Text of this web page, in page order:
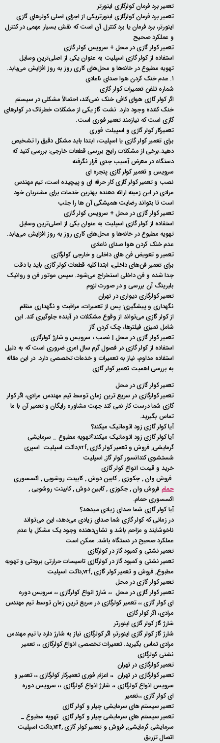
تعمیر برد فرمان کولرگازی اینورتر
تعمیر برد فرمان کولرگازی اینورتریکی از اجزای اصلی کولرهای گازی
اینورتر، برد فرمان یا برد کنترل آن است که نقش بسیار مهمی در کنترل
و عملکرد صحیح
تعمیر کولر گازی در محل + سرویس کولر گازی
استفاده از کولر گازی اسپلیت به عنوان یکی از اصلی‌ترین وسایل
تهویه مطبوع در خانه‌ها و محل‌های کاری روز به روز افزایش می‌یابد.
۱. عدم خنک کردن هوا صدای ناعادی
شماره تلفن تعمیرات کولر گازی
اگر کولر گازی هوای کافی خنک نمی‌کند، احتمالاً مشکلی در سیستم
خنک کننده وجود دارد. نشت گاز یکی از مشکلات خطرناک در کولرهای
گازی است که نیازمند تعمیر فوری است.
تعمیرکار کولر گازی و اسپیلت فوری
برای تعمیر کولر گازی یا اسپلیت، ابتدا باید مشکل دقیق را تشخیص
دهید.برخی از مشکلات رایج بررسی قطعات خارجی: بررسی کنید که
دستگاه در معرض آسیب جدی قرار نگرفته
سرویس و تعمیر کولر گازی پنجره ای
نصب و تعمیر کولر گازی کار حرفه ای و پیچیده است، تیم مهندس
مرادی در این زمینه ارائه دهنده بهترین خدمات برای مشتریان خود
است تا بتواند رضایت همیشگی آن ها را جلب
تعمیر کولر گازی در محل + سرویس کولر گازی
استفاده از کولر گازی اسپلیت به عنوان یکی از اصلی‌ترین وسایل
تهویه مطبوع در خانه‌ها و محل‌های کاری روز به روز افزایش می‌یابد.
عدم خنک کردن هوا صدای ناعادی
تعمیر و تعویض فن های داخلی و خارجی کولرگازی
برای تعمیر فن‌های داخلی، ابتدا کلیه قطعات کولر گازی باید با دقت
جدا شده و فن داخلی استخراج می‌شود. سپس موتور فن و روانیک
بلبرینگ آن بررسی و در صورت لزوم
تعمیر کولرگاری دیواری در تهران
نگهداری و پیشگیری: پس از تعمیرات، مراقبت و نگهداری منظم
از کولر گازی می‌تواند از وقوع مشکلات در آینده جلوگیری کند. این
شامل تمیزی فیلترها، چک کردن گاز
تعمیر کولر گازی در محل | نصب ، سرویس و شارژ کولرگازی
استفاده از کولر گازی در فصول گرم سال امری ضروری است که به دلیل
استفاده مداوم، نیاز به تعمیرات و خدمات تخصصی دارد. در این مقاله
به بررسی اهمیت تعمیر کولر گازی
تعمیر کولر گازی در محل
تعمیر کولرگازی در سریع ترین زمان توسط تیم مهندس مرادی، اگر کولر
گازی شما درست کار نمی کند جهت مشاوره رایگان و تعمیر آن با ما
تماس بگیرید.
آیا کولر گازی زود اتوماتیک میکند؟
آیا کولر گازی زود اتوماتیک میکند؟تهویه مطبوع _ سرمایشی
گرمایشی, فروش و تعمیر کولر گازی ,vrf,داکت اسپلیت اسپری
شستشوی کندانسور کولر گاز, اسپلیت
خرید و قیمت انواع کولر گازی
فروش وان , جکوزی , کابین دوش , کابینت روشویی , اکسسوری
حمام فروش وان , جکوزی , کابین دوش , کابینت روشویی ,
اکسسوری حمام.
آیا کولر گازی شما صدای زیادی میدهد؟
در زمانی که کولر گازی شما صدای زیادی می‌دهد، این می‌تواند
ناخوشایند و مزاحم باشد و نشان‌دهنده وجود یک مشکل یا عدم
عملکرد صحیح در دستگاه باشد. ممکن است
تعمیر نشتی و کمبود گاز در کولرگازی
تعمیر نشتی و کمبود گاز در کولرگازی تاسیسات حرارتی برودتی و تهویه
مطبوع, فروش و تعمیر کولر گازی ,vrf,داکت اسپلیت
تعمیر کولر گازی در محل
تعمیر کولر گازی در محل ،، شارژ انواع کولرگازی ،، سرویس دوره
ای کولر گازی ،، تعمیر کولرگازی در سریع ترین زمان توسط تیم مهندس
مرادی، اگر کولر گازی
شارژ گاز کولر گازی اینورتر
شارژ گاز کولر گازی اینورتر، اگر کولرگازی نیاز به شارژ دارد با تیم مهندس
مرادی تماس بگیرید. تعمیرات تخصصی انواع کولرگازی ،، تعمیر
نشتی کولرگازی
تعمیر کولرگازی در تهران
تعمیر کولرگازی در تهران ،، اعزام فوری تعمیرکار کولرگازی ،، تعمیر و
سرویس انواع کولرگازی ،، شارژ انواع کولرگازی ،، سرویس دوره
ای کولر گازی ،،تعمیر
تعمیر سیستم های سرمایشی چیلر و کولر گازی
تعمیر سیستم های سرمایشی چیلر و کولر گازی تهویه مطبوع _
سرمایشی گرمایشی, فروش و تعمیر کولر گازی ,vrf,داکت اسپلیت
اتصال تزریق